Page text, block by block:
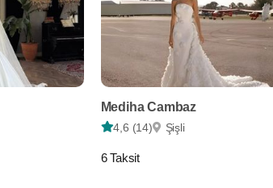
Mediha Cambaz
4,6 (14) Şişli
6 Taksit